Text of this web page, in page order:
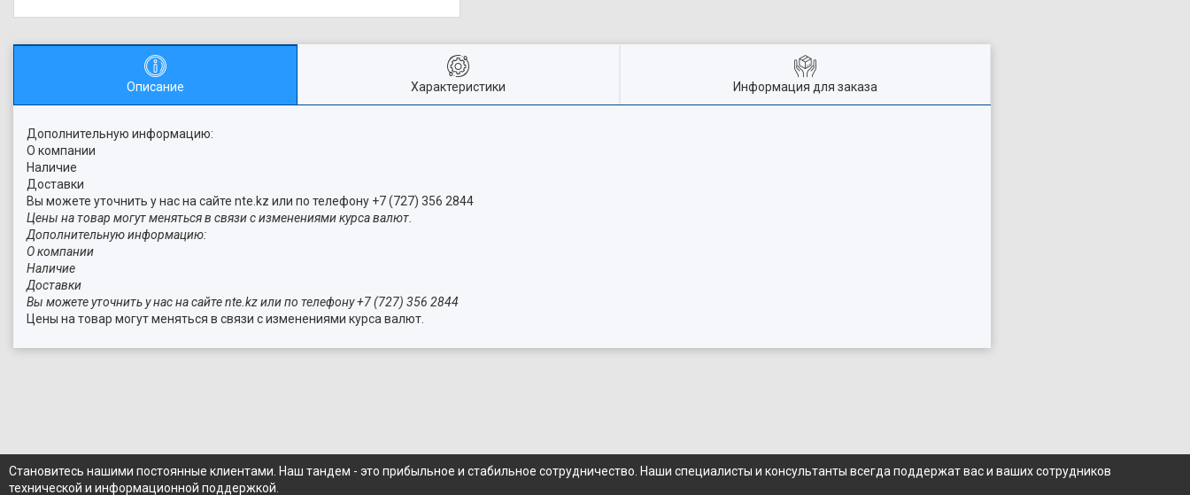
Описание Характеристики Информация для заказа
Дополнительную информацию:
О компании
Наличие
Доставки
Вы можете уточнить у нас на сайте nte.kz или по телефону +7 (727) 356 2844
Цены на товар могут меняться в связи с изменениями курса валют.
Дополнительную информацию:
О компании
Наличие
Доставки
Вы можете уточнить у нас на сайте nte.kz или по телефону +7 (727) 356 2844
Цены на товар могут меняться в связи с изменениями курса валют.
Становитесь нашими постоянные клиентами. Наш тандем - это прибыльное и стабильное сотрудничество. Наши специалисты и консультанты всегда поддержат вас и ваших сотрудников
технической и информационной поддержкой.